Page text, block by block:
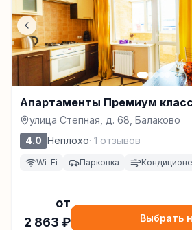
Апартаменты Премиум
улица Степная, д. 68, Балаково
4.0 Неплохо· 1 отзывов
Wi-Fi Парковка
от
2 863 ₽ Выбрать